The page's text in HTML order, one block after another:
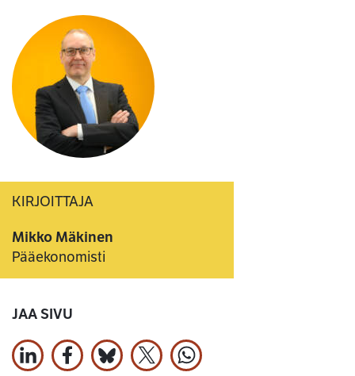
KIRJOITTAJA
Mikko Mäkinen
Pääekonomisti
JAA SIVU
Jaa LinkedInissä
Jaa Facebookissa
Jaa Bluesky:ssa
Jaa X:ssäJaa WhatsApissa